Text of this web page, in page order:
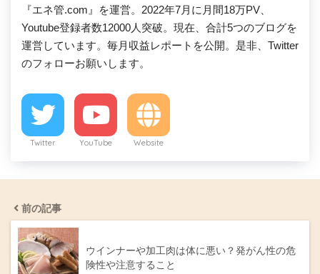
『エネ管.com』を運営。2022年7月に月間18万PV、
Youtube登録者数12000人突破。現在、合計5つのブログを
運営しています。毎月収益レポートを公開。是非、Twitter
のフォローお願いします。
Twitter YouTube Website
前の記事
ウインナーや加工肉は体に悪い？発がん性の危
険性や注意すること